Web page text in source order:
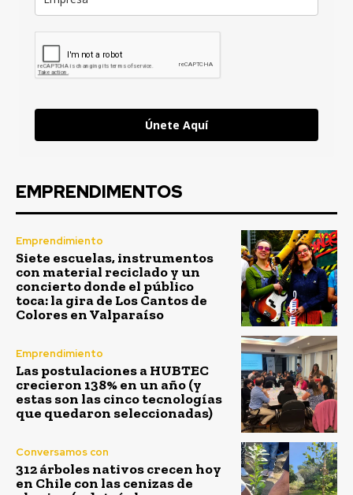
Únete Aquí
EMPRENDIMENTOS
Emprendimiento
Siete escuelas, instrumentos
con material reciclado y un
concierto donde el público
toca: la gira de Los Cantos de
Colores en Valparaíso
Emprendimiento
Las postulaciones a HUBTEC
crecieron 138% en un año (y
estas son las cinco tecnologías
que quedaron seleccionadas)
Conversamos con
312 árboles nativos crecen hoy
en Chile con las cenizas de